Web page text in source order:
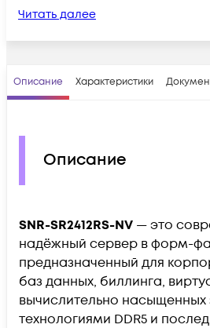
Читать далее
Описание Характеристики
Описание
SNR-SR2412RS-NV — это
надёжный сервер в форм-
предназначенный для
баз данных, биллинга,
вычислительно
технологиями DDR5 и